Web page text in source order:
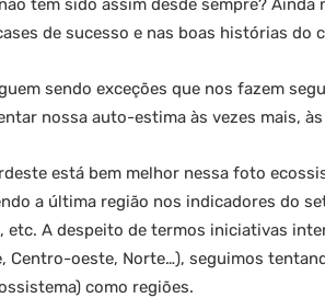
tem sido assim desde sempre?
de sucesso e nas boas histórias do
sendo exceções que nos fazem
nossa auto-estima às vezes mais,
está bem melhor nessa foto
a última região nos indicadores do
etc. A despeito de termos iniciativas
Centro-oeste, Norte…), seguimos
como regiões.